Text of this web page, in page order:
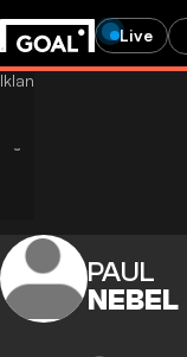
Live
PAUL
NEBEL